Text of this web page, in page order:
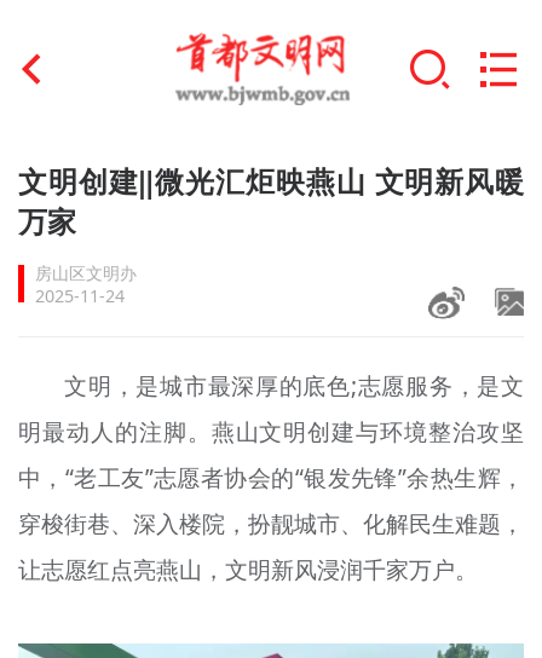
首页
文明创建
文明实践
未成年人思想道德建设
榜样人物
+
身边好人
文明评论
文明创建‖微光汇炬映燕山 文明新风暖
万家
房山区文明办
2025-11-24
文明，是城市最深厚的底色;志愿服务，是文
明最动人的注脚。燕山文明创建与环境整治攻坚
中，“老工友”志愿者协会的“银发先锋”余热生辉，
穿梭街巷、深入楼院，扮靓城市、化解民生难题，
让志愿红点亮燕山，文明新风浸润千家万户。